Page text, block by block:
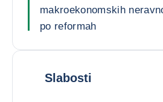
makroekonomskih
po reformah
Slabosti